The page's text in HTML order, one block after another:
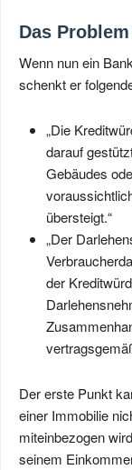
Das
Wenn nun ein
schenkt er
„Die
darauf
Gebäudes
übersteigt.“
„Der
der
Der erste Punkt
einer Immobilie
miteinbezogen
seinem